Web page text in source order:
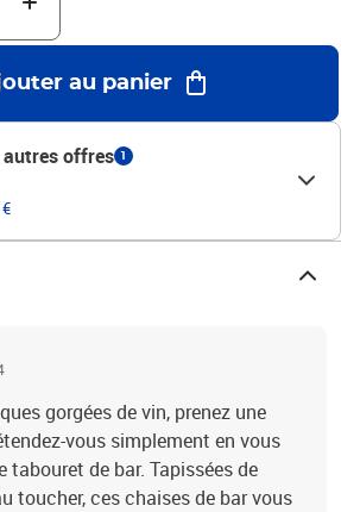
au panier
offres 1
gorgées de vin, prenez une
vous simplement en vous
tabouret de bar. Tapissées de
toucher, ces chaises de bar vous